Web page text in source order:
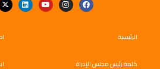
الرئيسية
كلمة رئيس مجلس الإدراة